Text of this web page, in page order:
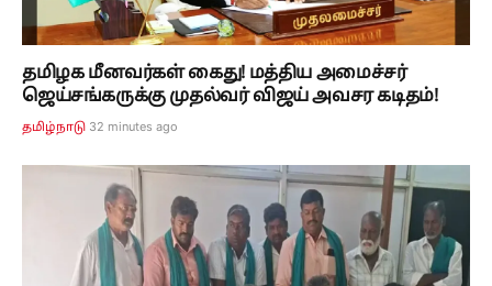
தமிழக மீனவர்கள் கைது! மத்திய அமைச்சர்
ஜெய்சங்கருக்கு முதல்வர் விஜய் அவசர கடிதம்!
தமிழ்நாடு 32 minutes ago